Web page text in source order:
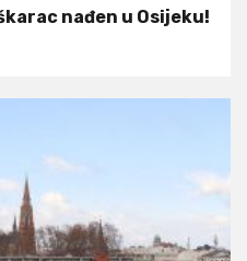
nađen u Osijeku!